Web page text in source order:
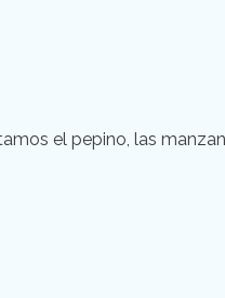
el pepino, las